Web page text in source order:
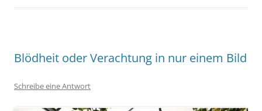
Blödheit oder Verachtung in nur einem Bild
Schreibe eine Antwort